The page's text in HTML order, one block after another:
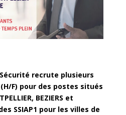
recrute plusieurs
(H/F) pour des postes situés
BEZIERS et
SSIAP1 pour les villes de